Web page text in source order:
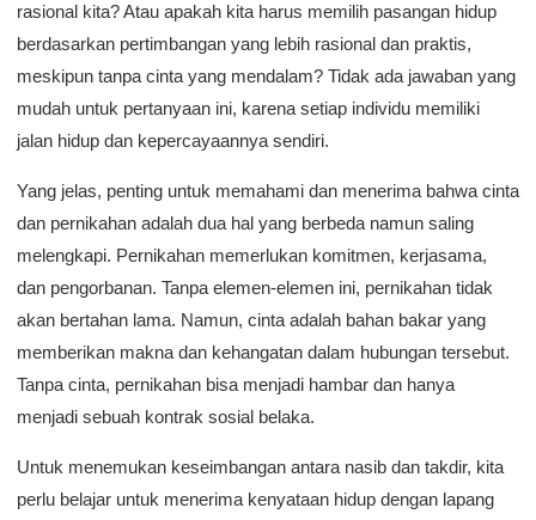
rasional kita? Atau apakah kita harus memilih pasangan hidup
berdasarkan pertimbangan yang lebih rasional dan praktis,
meskipun tanpa cinta yang mendalam? Tidak ada jawaban yang
mudah untuk pertanyaan ini, karena setiap individu memiliki
jalan hidup dan kepercayaannya sendiri.
Yang jelas, penting untuk memahami dan menerima bahwa cinta
dan pernikahan adalah dua hal yang berbeda namun saling
melengkapi. Pernikahan memerlukan komitmen, kerjasama,
dan pengorbanan. Tanpa elemen-elemen ini, pernikahan tidak
akan bertahan lama. Namun, cinta adalah bahan bakar yang
memberikan makna dan kehangatan dalam hubungan tersebut.
Tanpa cinta, pernikahan bisa menjadi hambar dan hanya
menjadi sebuah kontrak sosial belaka.
Untuk menemukan keseimbangan antara nasib dan takdir, kita
perlu belajar untuk menerima kenyataan hidup dengan lapang